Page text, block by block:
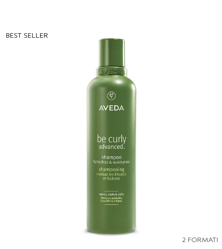
BEST SELLER
2 FORMATI